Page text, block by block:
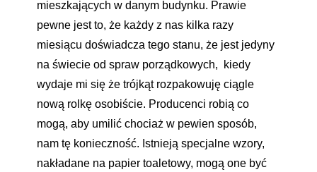
mieszkających w danym budynku. Prawie
pewne jest to, że każdy z nas kilka razy
miesiącu doświadcza tego stanu, że jest jedyny
na świecie od spraw porządkowych, kiedy
wydaje mi się że trójkąt rozpakowuję ciągle
nową rolkę osobiście. Producenci robią co
mogą, aby umilić chociaż w pewien sposób,
nam tę konieczność. Istnieją specjalne wzory,
nakładane na papier toaletowy, mogą one być